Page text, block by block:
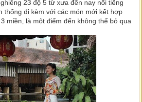
23 độ 5 từ xưa đến nay nổi tiếng
thống đi kèm với các món mới kết hợp
miền, là một điểm đến không thể bỏ qua